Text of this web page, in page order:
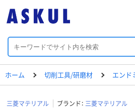
ホーム 切削工具/研磨材 エンド
三菱マテリアル ブランド： 三菱マテリアル